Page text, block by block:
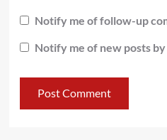
Notify me of follow-up
Notify me of new posts by